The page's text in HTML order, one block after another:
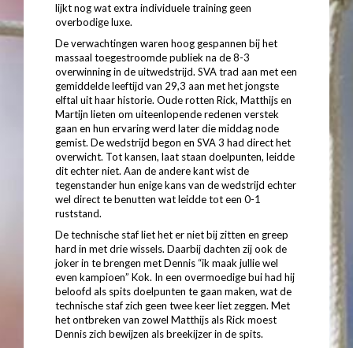
lijkt nog wat extra individuele training geen
overbodige luxe.
De verwachtingen waren hoog gespannen bij het
massaal toegestroomde publiek na de 8-3
overwinning in de uitwedstrijd. SVA trad aan met een
gemiddelde leeftijd van 29,3 aan met het jongste
elftal uit haar historie. Oude rotten Rick, Matthijs en
Martijn lieten om uiteenlopende redenen verstek
gaan en hun ervaring werd later die middag node
gemist. De wedstrijd begon en SVA 3 had direct het
overwicht. Tot kansen, laat staan doelpunten, leidde
dit echter niet. Aan de andere kant wist de
tegenstander hun enige kans van de wedstrijd echter
wel direct te benutten wat leidde tot een 0-1
ruststand.
De technische staf liet het er niet bij zitten en greep
hard in met drie wissels. Daarbij dachten zij ook de
joker in te brengen met Dennis “ik maak jullie wel
even kampioen” Kok. In een overmoedige bui had hij
beloofd als spits doelpunten te gaan maken, wat de
technische staf zich geen twee keer liet zeggen. Met
het ontbreken van zowel Matthijs als Rick moest
Dennis zich bewijzen als breekijzer in de spits.